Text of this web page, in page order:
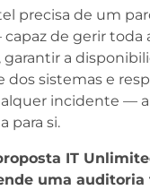
precisa de um
de gerir toda
garantir a
dos sistemas e
incidente —
para si.
IT
uma